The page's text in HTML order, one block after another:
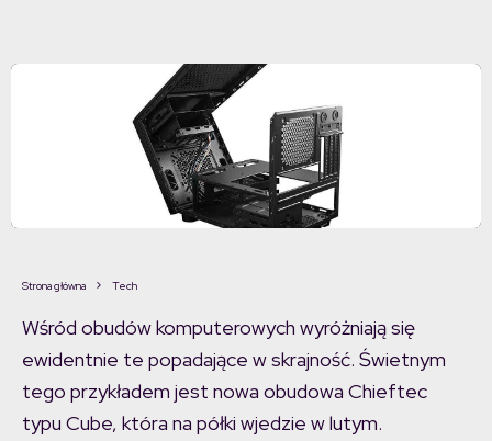
Strona główna Tech
Wśród obudów komputerowych wyróżniają się
ewidentnie te popadające w skrajność. Świetnym
tego przykładem jest nowa obudowa Chieftec
typu Cube, która na półki wjedzie w lutym.